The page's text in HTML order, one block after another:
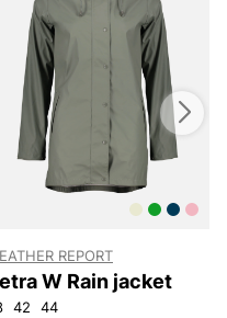
W33L32
REPORT
W Rain jacket
42 44